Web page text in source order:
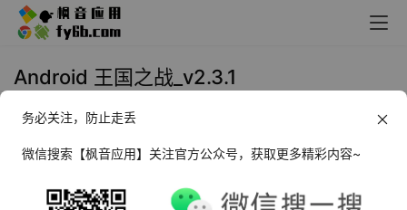
Android 王国之战_v2.3.1
2022年11月9日 09:51
务必关注，防止走丢
微信搜索【枫音应用】关注官方公众号，获取更多精彩内容~